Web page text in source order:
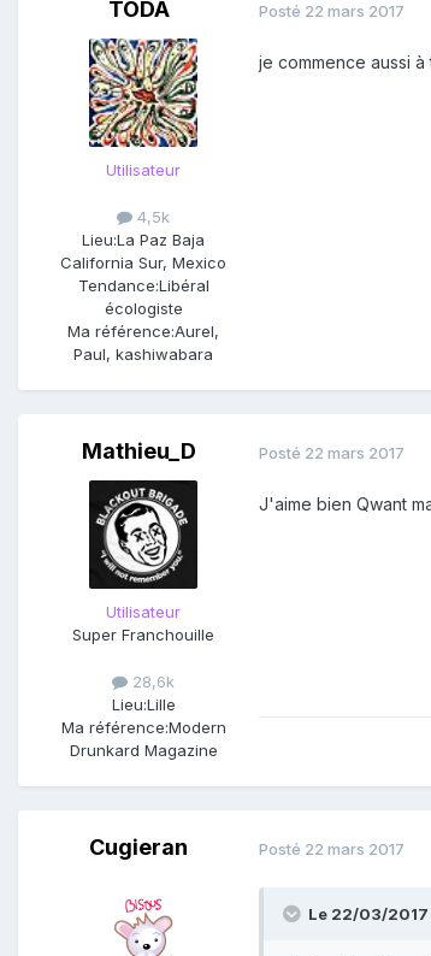
TODA
Utilisateur
4,5k
Lieu:La Paz Baja
California Sur, Mexico
Tendance:Libéral
écologiste
Ma référence:Aurel,
Paul, kashiwabara
Posté 22 mars 2017
je commence aussi à
Mathieu_D
Utilisateur
Super Franchouille
28,6k
Lieu:Lille
Ma référence:Modern
Drunkard Magazine
Posté 22 mars 2017
J'aime bien Qwant
Cugieran Posté 22 mars 2017
Le 22/03/2017